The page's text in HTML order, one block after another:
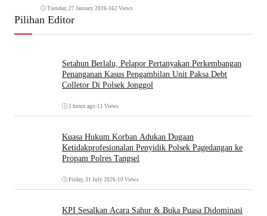
Tuesday, 27 January 2026•162 Views
Pilihan Editor
Setahun Berlalu, Pelapor Pertanyakan Perkembangan
Penanganan Kasus Pengambilan Unit Paksa Debt
Colletor Di Polsek Jonggol
2 hours ago •11 Views
Kuasa Hukum Korban Adukan Dugaan
Ketidakprofesionalan Penyidik Polsek Pagedangan ke
Propam Polres Tangsel
Friday, 31 July 2026•10 Views
KPI Sesalkan Acara Sahur & Buka Puasa Didominasi